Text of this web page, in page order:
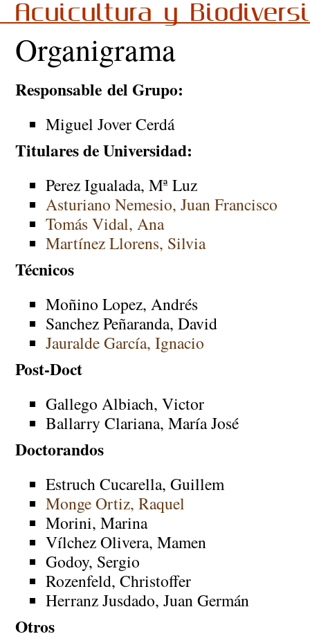
Acuicultura y
Organigrama
Responsable del Grupo:
Miguel Jover Cerdá
Titulares de Universidad:
Perez Igualada, Mª Luz
Asturiano Nemesio, Juan Francisco
Tomás Vidal, Ana
Martínez Llorens, Silvia
Técnicos
Moñino Lopez, Andrés
Sanchez Peñaranda, David
Jauralde García, Ignacio
Post-Doct
Gallego Albiach, Victor
Ballarry Clariana, María José
Doctorandos
Estruch Cucarella, Guillem
Monge Ortiz, Raquel
Morini, Marina
Vílchez Olivera, Mamen
Godoy, Sergio
Rozenfeld, Christoffer
Herranz Jusdado, Juan Germán
Otros